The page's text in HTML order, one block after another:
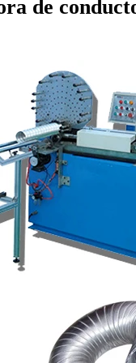
de